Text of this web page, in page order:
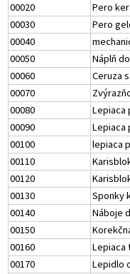
00020
Pero
00030
Pero
00040
00050
Náplň
00060
Ceruza
00070
00080
Lepiaca
00090
Lepiaca
00100
lepiaca
00110
00120
00130
Sponky
00140
Náboje
00150
00160
Lepiaca
00170
Lepidlo